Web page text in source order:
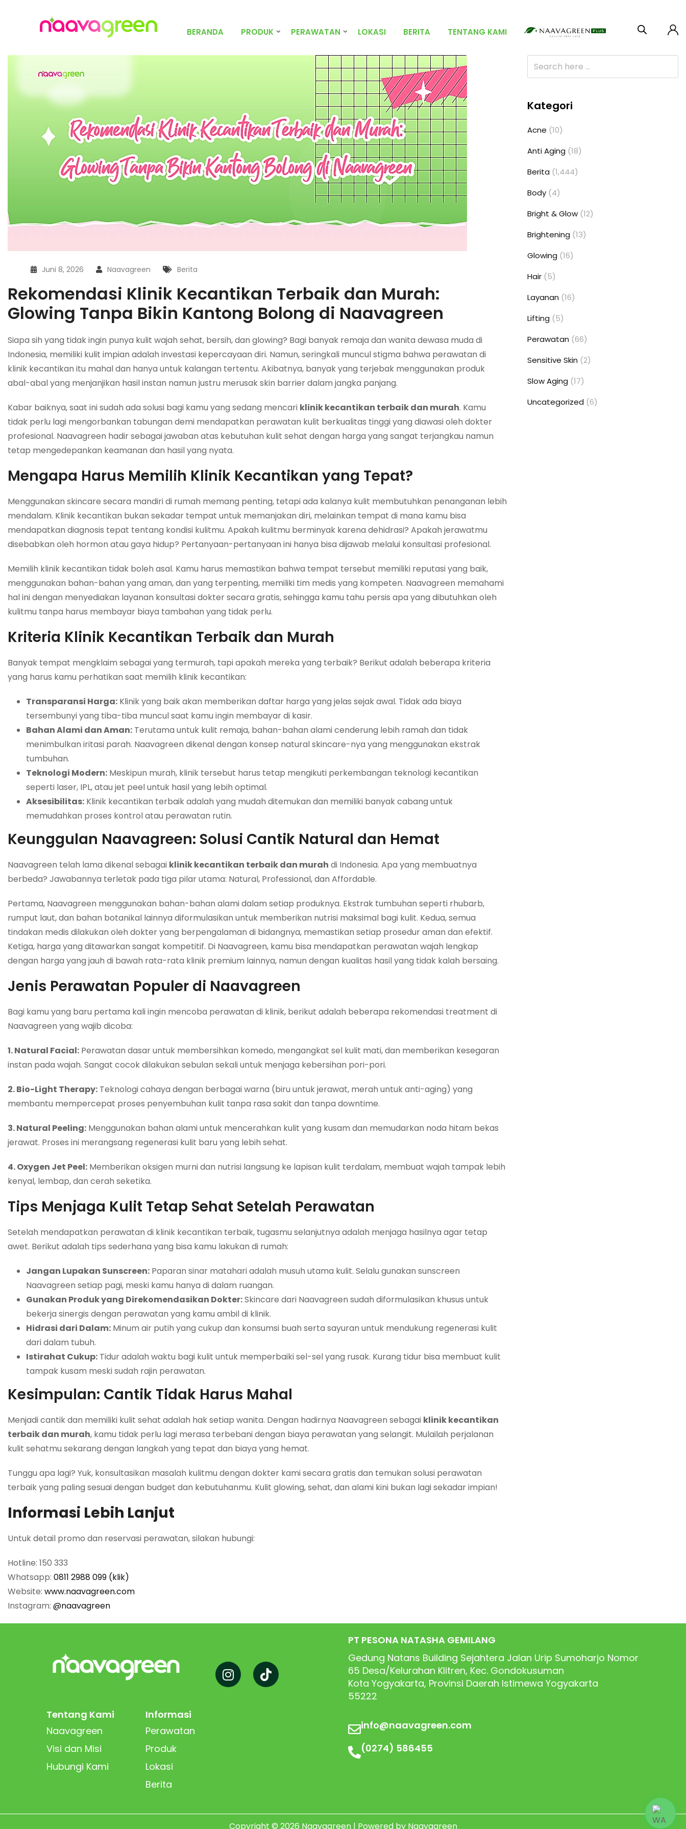
BERANDA PRODUK PERAWATAN LOKASI BERITA TENTANG KAMI
Juni 8, 2026 Naavagreen Berita
Rekomendasi Klinik Kecantikan Terbaik dan Murah:
Glowing Tanpa Bikin Kantong Bolong di Naavagreen
Siapa sih yang tidak ingin punya kulit wajah sehat, bersih, dan glowing? Bagi banyak remaja dan wanita dewasa muda di
Indonesia, memiliki kulit impian adalah investasi kepercayaan diri. Namun, seringkali muncul stigma bahwa perawatan di
klinik kecantikan itu mahal dan hanya untuk kalangan tertentu. Akibatnya, banyak yang terjebak menggunakan produk
abal-abal yang menjanjikan hasil instan namun justru merusak skin barrier dalam jangka panjang.
Kabar baiknya, saat ini sudah ada solusi bagi kamu yang sedang mencari klinik kecantikan terbaik dan murah. Kamu
tidak perlu lagi mengorbankan tabungan demi mendapatkan perawatan kulit berkualitas tinggi yang diawasi oleh dokter
profesional. Naavagreen hadir sebagai jawaban atas kebutuhan kulit sehat dengan harga yang sangat terjangkau namun
tetap mengedepankan keamanan dan hasil yang nyata.
Mengapa Harus Memilih Klinik Kecantikan yang Tepat?
Menggunakan skincare secara mandiri di rumah memang penting, tetapi ada kalanya kulit membutuhkan penanganan lebih
mendalam. Klinik kecantikan bukan sekadar tempat untuk memanjakan diri, melainkan tempat di mana kamu bisa
mendapatkan diagnosis tepat tentang kondisi kulitmu. Apakah kulitmu berminyak karena dehidrasi? Apakah jerawatmu
disebabkan oleh hormon atau gaya hidup? Pertanyaan-pertanyaan ini hanya bisa dijawab melalui konsultasi profesional.
Memilih klinik kecantikan tidak boleh asal. Kamu harus memastikan bahwa tempat tersebut memiliki reputasi yang baik,
menggunakan bahan-bahan yang aman, dan yang terpenting, memiliki tim medis yang kompeten. Naavagreen memahami
hal ini dengan menyediakan layanan konsultasi dokter secara gratis, sehingga kamu tahu persis apa yang dibutuhkan oleh
kulitmu tanpa harus membayar biaya tambahan yang tidak perlu.
Kriteria Klinik Kecantikan Terbaik dan Murah
Banyak tempat mengklaim sebagai yang termurah, tapi apakah mereka yang terbaik? Berikut adalah beberapa kriteria
yang harus kamu perhatikan saat memilih klinik kecantikan:
Transparansi Harga: Klinik yang baik akan memberikan daftar harga yang jelas sejak awal. Tidak ada biaya
tersembunyi yang tiba-tiba muncul saat kamu ingin membayar di kasir.
Bahan Alami dan Aman: Terutama untuk kulit remaja, bahan-bahan alami cenderung lebih ramah dan tidak
menimbulkan iritasi parah. Naavagreen dikenal dengan konsep natural skincare-nya yang menggunakan ekstrak
tumbuhan.
Teknologi Modern: Meskipun murah, klinik tersebut harus tetap mengikuti perkembangan teknologi kecantikan
seperti laser, IPL, atau jet peel untuk hasil yang lebih optimal.
Aksesibilitas: Klinik kecantikan terbaik adalah yang mudah ditemukan dan memiliki banyak cabang untuk
memudahkan proses kontrol atau perawatan rutin.
Keunggulan Naavagreen: Solusi Cantik Natural dan Hemat
Naavagreen telah lama dikenal sebagai klinik kecantikan terbaik dan murah di Indonesia. Apa yang membuatnya
berbeda? Jawabannya terletak pada tiga pilar utama: Natural, Professional, dan Affordable.
Pertama, Naavagreen menggunakan bahan-bahan alami dalam setiap produknya. Ekstrak tumbuhan seperti rhubarb,
rumput laut, dan bahan botanikal lainnya diformulasikan untuk memberikan nutrisi maksimal bagi kulit. Kedua, semua
tindakan medis dilakukan oleh dokter yang berpengalaman di bidangnya, memastikan setiap prosedur aman dan efektif.
Ketiga, harga yang ditawarkan sangat kompetitif. Di Naavagreen, kamu bisa mendapatkan perawatan wajah lengkap
dengan harga yang jauh di bawah rata-rata klinik premium lainnya, namun dengan kualitas hasil yang tidak kalah bersaing.
Jenis Perawatan Populer di Naavagreen
Bagi kamu yang baru pertama kali ingin mencoba perawatan di klinik, berikut adalah beberapa rekomendasi treatment di
Naavagreen yang wajib dicoba:
1. Natural Facial: Perawatan dasar untuk membersihkan komedo, mengangkat sel kulit mati, dan memberikan kesegaran
instan pada wajah. Sangat cocok dilakukan sebulan sekali untuk menjaga kebersihan pori-pori.
2. Bio-Light Therapy: Teknologi cahaya dengan berbagai warna (biru untuk jerawat, merah untuk anti-aging) yang
membantu mempercepat proses penyembuhan kulit tanpa rasa sakit dan tanpa downtime.
3. Natural Peeling: Menggunakan bahan alami untuk mencerahkan kulit yang kusam dan memudarkan noda hitam bekas
jerawat. Proses ini merangsang regenerasi kulit baru yang lebih sehat.
4. Oxygen Jet Peel: Memberikan oksigen murni dan nutrisi langsung ke lapisan kulit terdalam, membuat wajah tampak lebih
kenyal, lembap, dan cerah seketika.
Tips Menjaga Kulit Tetap Sehat Setelah Perawatan
Setelah mendapatkan perawatan di klinik kecantikan terbaik, tugasmu selanjutnya adalah menjaga hasilnya agar tetap
awet. Berikut adalah tips sederhana yang bisa kamu lakukan di rumah:
Jangan Lupakan Sunscreen: Paparan sinar matahari adalah musuh utama kulit. Selalu gunakan sunscreen
Naavagreen setiap pagi, meski kamu hanya di dalam ruangan.
Gunakan Produk yang Direkomendasikan Dokter:Skincare dari Naavagreen sudah diformulasikan khusus untuk
bekerja sinergis dengan perawatan yang kamu ambil di klinik.
Hidrasi dari Dalam: Minum air putih yang cukup dan konsumsi buah serta sayuran untuk mendukung regenerasi kulit
dari dalam tubuh.
Istirahat Cukup: Tidur adalah waktu bagi kulit untuk memperbaiki sel-sel yang rusak. Kurang tidur bisa membuat kulit
tampak kusam meski sudah rajin perawatan.
Kesimpulan: Cantik Tidak Harus Mahal
Menjadi cantik dan memiliki kulit sehat adalah hak setiap wanita. Dengan hadirnya Naavagreen sebagai klinik kecantikan
terbaik dan murah, kamu tidak perlu lagi merasa terbebani dengan biaya perawatan yang selangit. Mulailah perjalanan
kulit sehatmu sekarang dengan langkah yang tepat dan biaya yang hemat.
Tunggu apa lagi? Yuk, konsultasikan masalah kulitmu dengan dokter kami secara gratis dan temukan solusi perawatan
terbaik yang paling sesuai dengan budget dan kebutuhanmu. Kulit glowing, sehat, dan alami kini bukan lagi sekadar impian!
Informasi Lebih Lanjut
Untuk detail promo dan reservasi perawatan, silakan hubungi:
Hotline: 150 333
Whatsapp: 0811 2988 099 (klik)
Website: www.naavagreen.com
Instagram: @naavagreen
Kategori
Acne (10)
Anti Aging (18)
Berita (1,444)
Body (4)
Bright & Glow (12)
Brightening (13)
Glowing (16)
Hair (5)
Layanan (16)
Lifting (5)
Perawatan (66)
Sensitive Skin (2)
Slow Aging (17)
Uncategorized (6)
Tentang Kami
Naavagreen
Visi dan Misi
Hubungi Kami
Informasi
Perawatan
Produk
Lokasi
Berita
PT PESONA NATASHA GEMILANG
Gedung Natans Building Sejahtera Jalan Urip Sumoharjo Nomor
65 Desa/Kelurahan Klitren, Kec. Gondokusuman
Kota Yogyakarta, Provinsi Daerah Istimewa Yogyakarta
55222
info@naavagreen.com
(0274) 586455
Copyright © 2026 Naavagreen | Powered by Naavagreen